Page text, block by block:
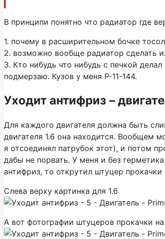
В принципи понятно что радиатор где
1. почему в расширительном бочке
2. возможно вообще радиатор сделать
3. Кто нибудь что нибудь с печкой
подмерзаю. Кузов у меня Р-11-144.
Уходит антифриз –
Для каждого двигателя должна быть
двигателя 1.6 она находится. Вообщем
я отсоединял патрубок этот), и потом
дабы не порвать. У меня и без
антифриз, то открутил штуцер
Слева верху картинка для 1.6
А вот фотографии штуцеров прокачки на